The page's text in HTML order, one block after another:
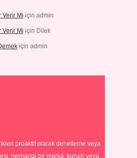
Verir Mi için admin
Verir Mi için Dilek
için admin
proaktif olarak denetleme veya
herhangi bir marka, kurum veya